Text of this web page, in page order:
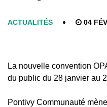
ACTUALITÉS 04
La nouvelle convention
du public du 28 janvier au
Pontivy Communauté